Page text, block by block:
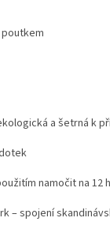
a šetrná k
namočit na
– spojení